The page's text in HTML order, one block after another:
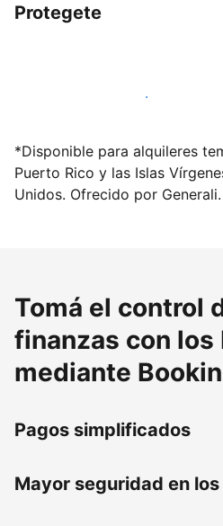
Protegete
Publicá en nuestra
*Disponible para alquileres
Puerto Rico y las Islas
Unidos. Ofrecido por Generali.
Tomá el control
finanzas con los
mediante
Pagos simplificados
Mayor seguridad en